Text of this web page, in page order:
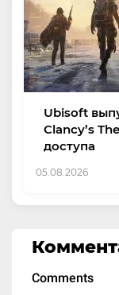
Ubisoft
Clancy’s
доступа
05.08.2026